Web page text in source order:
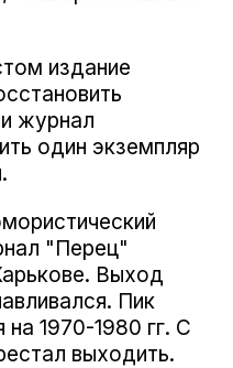
издание
журнал
один экземпляр
"Перец"
Выход
Пик
1970-1980 гг. С
выходить.